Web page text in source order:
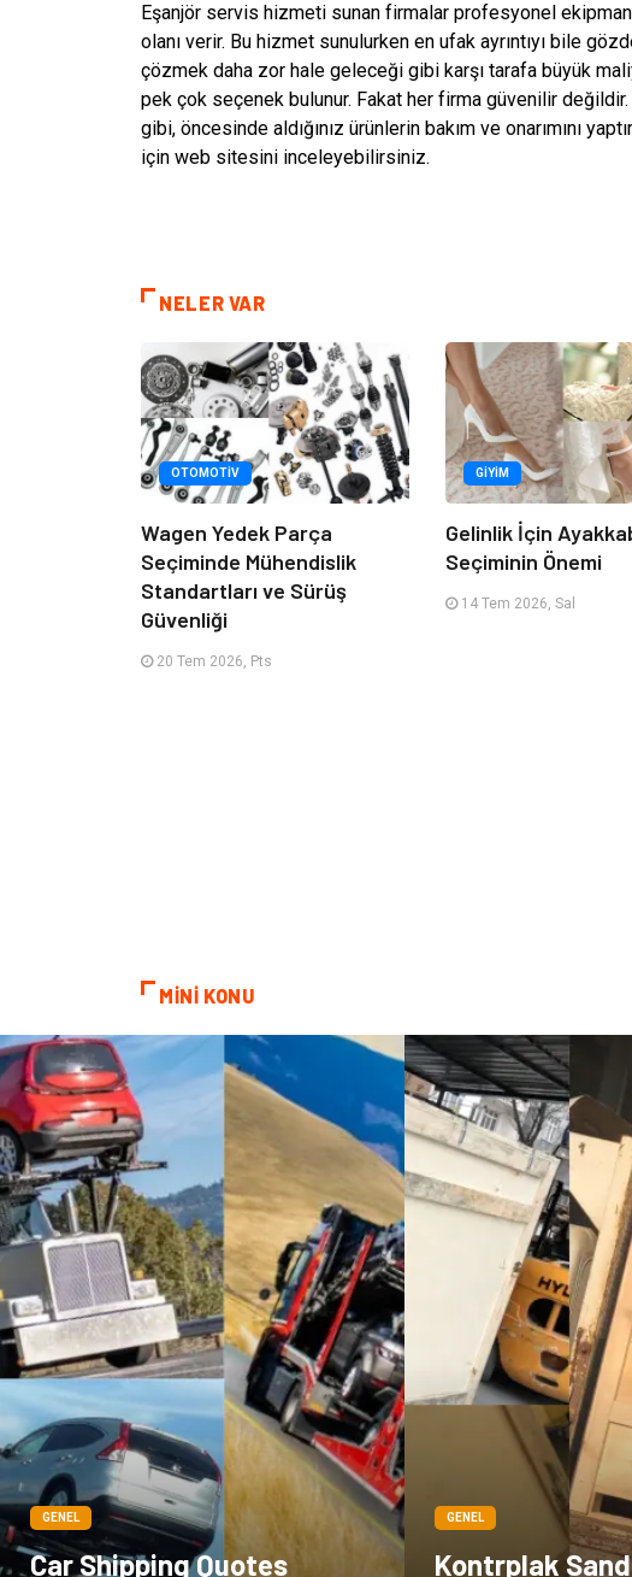
Eşanjör servis hizmeti sunan firmalar profesyonel ekipman
olanı verir. Bu hizmet sunulurken en ufak ayrıntıyı bile
çözmek daha zor hale geleceği gibi karşı tarafa büyük
pek çok seçenek bulunur. Fakat her firma güvenilir
gibi, öncesinde aldığınız ürünlerin bakım ve onarımını
için web sitesini inceleyebilirsiniz.
NELER VAR
OTOMOTIV
Wagen Yedek Parça
Seçiminde Mühendislik
Standartları ve Sürüş
Güvenliği
20 Tem 2026, Pts
GIYIM
Gelinlik İçin
Seçiminin Önemi
14 Tem 2026, Sal
MİNİ KONU
GENEL
Car Shipping Quotes
GENEL
Kontrplak